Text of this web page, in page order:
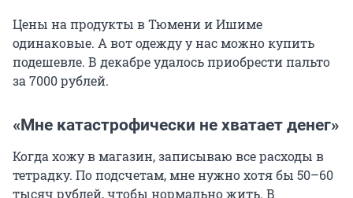
Цены на продукты в Тюмени и Ишиме
одинаковые. А вот одежду у нас можно купить
подешевле. В декабре удалось приобрести пальто
за 7000 рублей.
«Мне катастрофически не хватает денег»
Когда хожу в магазин, записываю все расходы в
тетрадку. По подсчетам, мне нужно хотя бы 50–60
тысяч рублей, чтобы нормально жить. В